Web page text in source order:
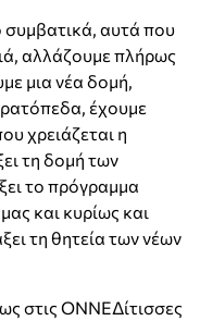
συμβατικά, αυτά που
αλλάζουμε πλήρως
μια νέα δομή,
έχουμε
χρειάζεται η
τη δομή των
το πρόγραμμα
και κυρίως και
τη θητεία των νέων
στις ΟΝΝΕΔίτισσες